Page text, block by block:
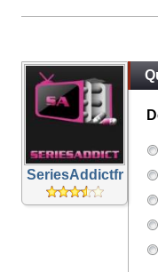
SeriesAddictfr